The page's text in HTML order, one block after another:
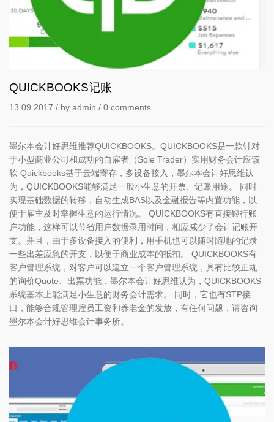
QUICKBOOKS记账
13.09.2017 / by admin / 0 comments
墨尔本会计好思维推荐QUICKBOOKS。QUICKBOOKS是一款针对
于小型商业公司和成功的自雇者（Sole Trader）实用财务会计应该
软 Quickbooks基于云端寄存，多设备接入，墨尔本会计好思维认
为，QUICKBOOKS能够满足一般小生意的开票、记账用途。 同时
实现基础数据的转移，自动生成BAS以及金融报告等内置功能，以
便于雇主及时掌握生意的运行情况。 QUICKBOOKS有直接银行账
户功能，这样可以节省用户数据录用时间，相应减少了会计记账开
支。并且，由于多设备接入的便利，用手机也可以随时随地的记录
一些出差应急的开支，以便于商业成本的抵扣。 QUICKBOOKS有
客户管理系统，对客户可以建立一个客户管理系统，具有比较正规
的询价Quote、出票功能，墨尔本会计好思维认为，QUICKBOOKS
系统基本上能满足小生意的财务会计需求。 同时，它也有STP接
口，能够合规管理雇员工资和养老金的发放，有任何问题，请咨询
墨尔本会计好思维会计事务所。